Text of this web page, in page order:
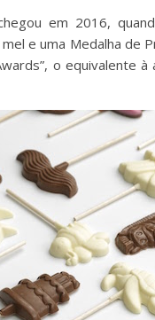
em 2016,
e uma Medalha de
o equivalente